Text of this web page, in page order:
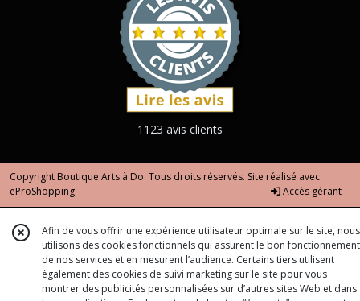
1123 avis clients
Copyright Boutique Arts à Do. Tous droits réservés. Site réalisé avec
eProShopping
Accès gérant
Afin de vous offrir une expérience utilisateur optimale sur le site, nous
utilisons des cookies fonctionnels qui assurent le bon fonctionnement
de nos services et en mesurent l’audience. Certains tiers utilisent
également des cookies de suivi marketing sur le site pour vous
montrer des publicités personnalisées sur d’autres sites Web et dans